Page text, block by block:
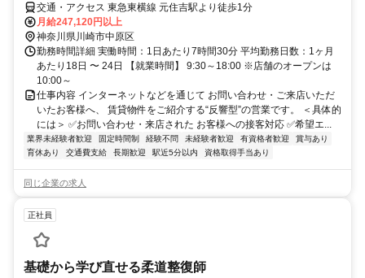
交通・アクセス 東急東横線 元住吉駅より徒歩1分
月給247,120円以上
神奈川県川崎市中原区
勤務時間詳細 実働時間：1日あたり7時間30分 平均勤務日数：1ヶ月
あたり18日 〜 24日 【就業時間】 9:30～18:00 ※店舗のオープンは
10:00～
仕事内容 インターネットなどを通じて お問い合わせ・ご来店いただ
いたお客様へ、 賃貸物件をご紹介する“反響型”の営業です。 ＜具体的
には＞ ✅お問い合わせ・来店された お客様への接客対応 ✅希望エ...
業界未経験者歓迎 固定時間制 経験不問 未経験者歓迎 有資格者歓迎
賞与あり
育休あり
交通費支給 長期歓迎 駅近5分以内 資格取得手当あり
同じ企業の求人
正社員
基礎から学び直せる柔道整復師